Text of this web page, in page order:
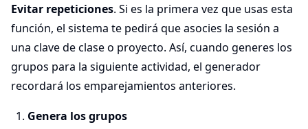
Evitar repeticiones. Si es la primera vez que usas esta
función, el sistema te pedirá que asocies la sesión a
una clave de clase o proyecto. Así, cuando generes los
grupos para la siguiente actividad, el generador
recordará los emparejamientos anteriores.
Genera los grupos